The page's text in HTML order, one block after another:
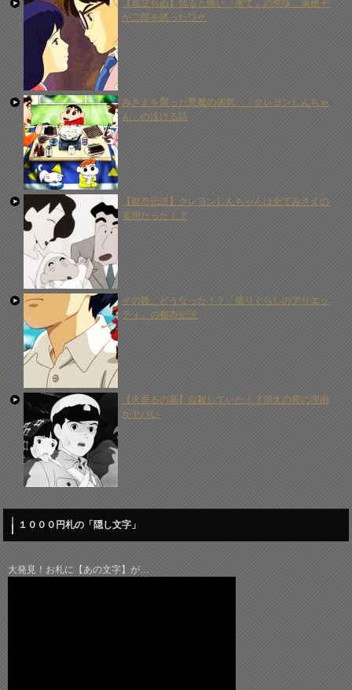
【風立ちぬ】知ると怖い「来て」の意味…菜穂子
が二郎を誘ったワケ
みさえを襲った悪魔の病気…「クレヨンしんちゃ
ん」の泣ける話
【都市伝説】クレヨンしんちゃんは全てみさえの
妄想だった！？
その後、どうなった！？「借りぐらしのアリエッ
ティ」の都市伝説
【火垂るの墓】自殺していた！？清太の死の理由
がヤバい
１０００円札の「隠し文字」
大発見！お札に【あの文字】が…